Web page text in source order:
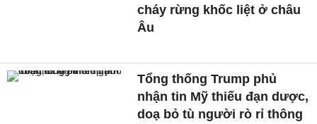
cháy rừng khốc liệt ở châu
Âu
Tổng thống Trump phủ
nhận tin Mỹ thiếu đạn dược,
doạ bỏ tù người rò rỉ thông